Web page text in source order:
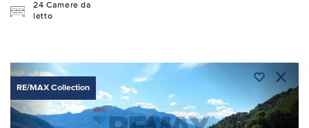
24 Camere da
letto
RE/MAX Collection